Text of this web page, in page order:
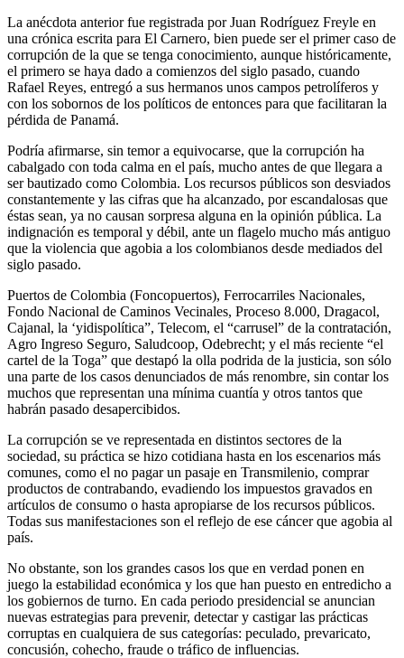
La anécdota anterior fue registrada por Juan Rodríguez Freyle en
una crónica escrita para El Carnero, bien puede ser el primer caso de
corrupción de la que se tenga conocimiento, aunque históricamente,
el primero se haya dado a comienzos del siglo pasado, cuando
Rafael Reyes, entregó a sus hermanos unos campos petrolíferos y
con los sobornos de los políticos de entonces para que facilitaran la
pérdida de Panamá.
Podría afirmarse, sin temor a equivocarse, que la corrupción ha
cabalgado con toda calma en el país, mucho antes de que llegara a
ser bautizado como Colombia. Los recursos públicos son desviados
constantemente y las cifras que ha alcanzado, por escandalosas que
éstas sean, ya no causan sorpresa alguna en la opinión pública. La
indignación es temporal y débil, ante un flagelo mucho más antiguo
que la violencia que agobia a los colombianos desde mediados del
siglo pasado.
Puertos de Colombia (Foncopuertos), Ferrocarriles Nacionales,
Fondo Nacional de Caminos Vecinales, Proceso 8.000, Dragacol,
Cajanal, la ‘yidispolítica”, Telecom, el “carrusel” de la contratación,
Agro Ingreso Seguro, Saludcoop, Odebrecht; y el más reciente “el
cartel de la Toga” que destapó la olla podrida de la justicia, son sólo
una parte de los casos denunciados de más renombre, sin contar los
muchos que representan una mínima cuantía y otros tantos que
habrán pasado desapercibidos.
La corrupción se ve representada en distintos sectores de la
sociedad, su práctica se hizo cotidiana hasta en los escenarios más
comunes, como el no pagar un pasaje en Transmilenio, comprar
productos de contrabando, evadiendo los impuestos gravados en
artículos de consumo o hasta apropiarse de los recursos públicos.
Todas sus manifestaciones son el reflejo de ese cáncer que agobia al
país.
No obstante, son los grandes casos los que en verdad ponen en
juego la estabilidad económica y los que han puesto en entredicho a
los gobiernos de turno. En cada periodo presidencial se anuncian
nuevas estrategias para prevenir, detectar y castigar las prácticas
corruptas en cualquiera de sus categorías: peculado, prevaricato,
concusión, cohecho, fraude o tráfico de influencias.